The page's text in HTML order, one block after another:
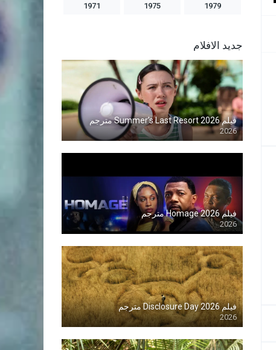
1979
1975
1971
جديد الافلام
فيلم Summer’s Last Resort 2026 مترجم
2026
Blu-ray
فيلم Homage 2026 مترجم
2026
Blu-ray
فيلم Disclosure Day 2026 مترجم
2026
Blu-ray